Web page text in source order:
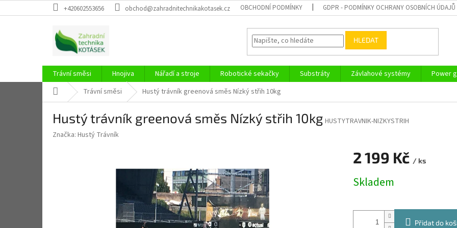
na
+420602553656 obchod@zahradnitechnikakotasek.cz OBCHODNÍ PODMÍNKY GDPR - PODMÍNKY OCHRANY OSOBNÍCH ÚDAJŮ
HLEDAT
Trávní směsi Hnojiva Nářadí a stroje Robotické sekačky Substráty Závlahové systémy Power
Domů Trávní směsi Hustý trávník greenová směs Nízký střih 10kg
Hustý trávník greenová směs Nízký střih 10kg HUSTYTRAVNIK-NIZKYSTRIH
Značka: Hustý Trávník
2 199 Kč / ks
cena:
Skladem
Přidat do